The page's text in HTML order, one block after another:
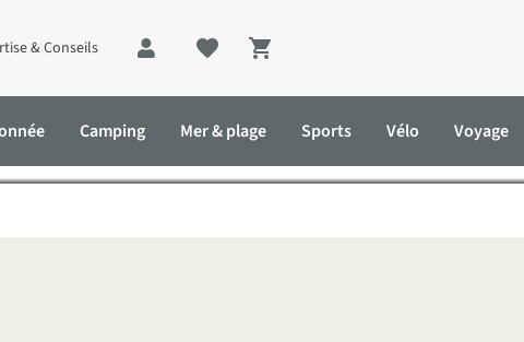
& Conseils
Shopping cart
Camping Mer & plage Sports Vélo Voyage
au Canada
Trail : à pied du